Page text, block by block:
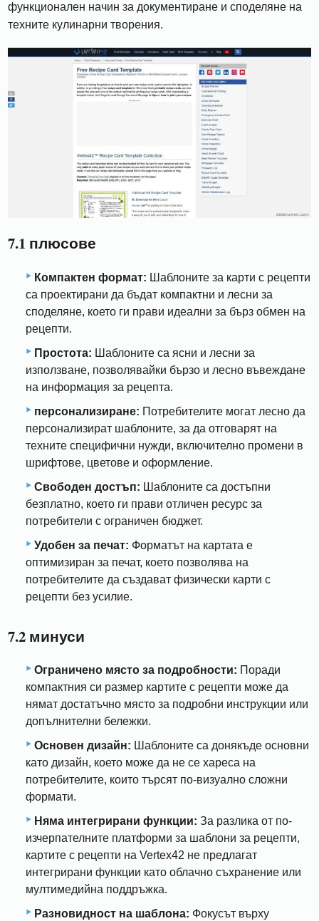
функционален начин за документиране и споделяне на
техните кулинарни творения.
7.1 плюсове
Компактен формат: Шаблоните за карти с рецепти
са проектирани да бъдат компактни и лесни за
споделяне, което ги прави идеални за бърз обмен на
рецепти.
Простота: Шаблоните са ясни и лесни за
използване, позволявайки бързо и лесно въвеждане
на информация за рецепта.
персонализиране: Потребителите могат лесно да
персонализират шаблоните, за да отговарят на
техните специфични нужди, включително промени в
шрифтове, цветове и оформление.
Свободен достъп: Шаблоните са достъпни
безплатно, което ги прави отличен ресурс за
потребители с ограничен бюджет.
Удобен за печат: Форматът на картата е
оптимизиран за печат, което позволява на
потребителите да създават физически карти с
рецепти без усилие.
7.2 минуси
Ограничено място за подробности: Поради
компактния си размер картите с рецепти може да
нямат достатъчно място за подробни инструкции или
допълнителни бележки.
Основен дизайн: Шаблоните са донякъде основни
като дизайн, което може да не се хареса на
потребителите, които търсят по-визуално сложни
формати.
Няма интегрирани функции: За разлика от по-
изчерпателните платформи за шаблони за рецепти,
картите с рецепти на Vertex42 не предлагат
интегрирани функции като облачно съхранение или
мултимедийна поддръжка.
Разновидност на шаблона: Фокусът върху